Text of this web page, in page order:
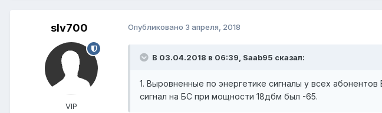
slv700
VIP
Опубликовано 3 апреля, 2018
В 03.04.2018 в 06:39, Saab95 сказал:
1. Выровненные по энергетике сигналы у всех
сигнал на БС при мощности 18дбм был -65.